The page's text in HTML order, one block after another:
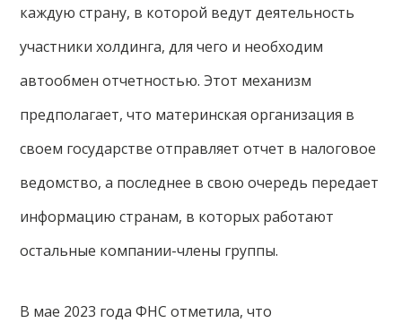
каждую страну, в которой ведут деятельность
участники холдинга, для чего и необходим
автообмен отчетностью. Этот механизм
предполагает, что материнская организация в
своем государстве отправляет отчет в налоговое
ведомство, а последнее в свою очередь передает
информацию странам, в которых работают
остальные компании-члены группы.
В мае 2023 года ФНС отметила, что